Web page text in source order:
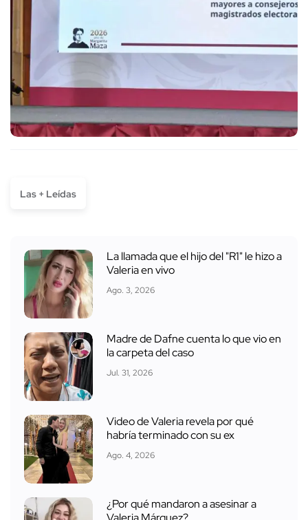
Las + Leídas
La llamada que el hijo del "R1" le hizo a
Valeria en vivo
Ago. 3, 2026
Madre de Dafne cuenta lo que vio en
la carpeta del caso
Jul. 31, 2026
Video de Valeria revela por qué
habría terminado con su ex
Ago. 4, 2026
¿Por qué mandaron a asesinar a